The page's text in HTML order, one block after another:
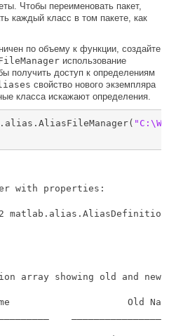
Чтобы переименовать пакет,
каждый класс в том пакете, как
по объему к функции, создайте
использование
получить доступ к определениям
свойство нового экземпляра
класса искажают определения.
with properties:
array showing old and new
Name